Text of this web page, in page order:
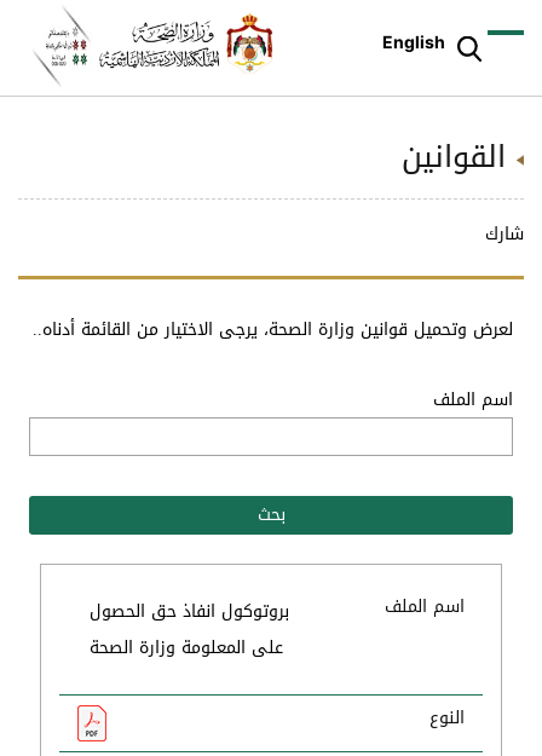
English
القوانين
شارك
لعرض وتحميل قوانين وزارة الصحة، يرجى الاختيار من القائمة أدناه..
اسم الملف
اسم الملف
بروتوكول انفاذ حق الحصول
على المعلومة وزارة الصحة
النوع